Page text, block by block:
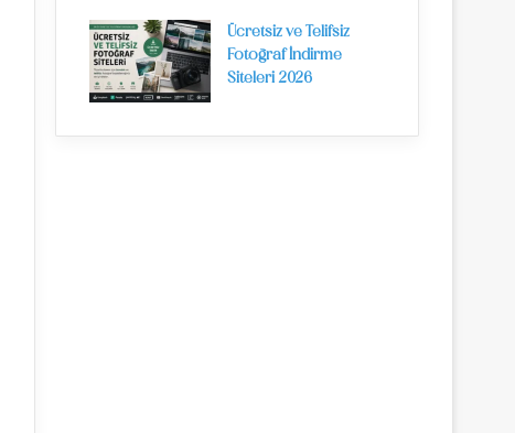
Ücretsiz ve Telifsiz
Fotoğraf İndirme
Siteleri 2026